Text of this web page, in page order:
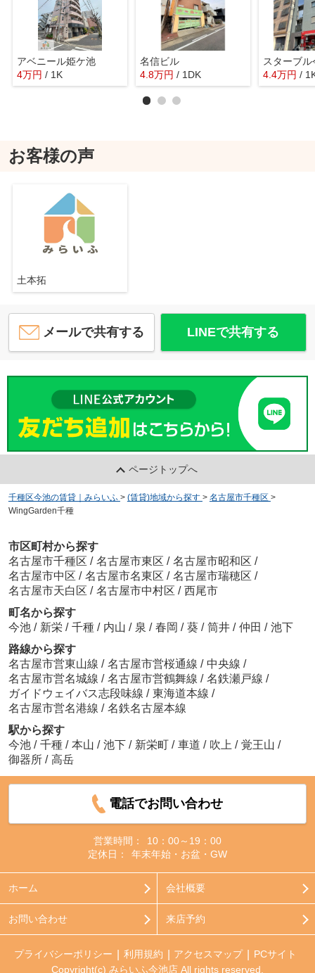
アベニール姫ケ池
4万円 / 1K
名信ビル
4.8万円 / 1DK
スターブル
4.4万円 /
お客様の声
土本拓
メールで共有する LINEで共有する
ページトップへ
千種区今池の賃貸｜みらいふ > (賃貸)地域から探す > 名古屋市千種区 >
WingGarden千種
市区町村から探す
名古屋市千種区 / 名古屋市東区 / 名古屋市昭和区 /
名古屋市中区 / 名古屋市名東区 / 名古屋市瑞穂区 /
名古屋市天白区 / 名古屋市中村区 / 西尾市
町名から探す
今池 / 新栄 / 千種 / 内山 / 泉 / 春岡 / 葵 / 筒井 / 仲田 / 池下
路線から探す
名古屋市営東山線 / 名古屋市営桜通線 / 中央線 /
名古屋市営名城線 / 名古屋市営鶴舞線 / 名鉄瀬戸線 /
ガイドウェイバス志段味線 / 東海道本線 /
名古屋市営名港線 / 名鉄名古屋本線
駅から探す
今池 / 千種 / 本山 / 池下 / 新栄町 / 車道 / 吹上 / 覚王山 /
御器所 / 高岳
電話でお問い合わせ
営業時間：
10：00～19：00
定休日：
年末年始・お盆・GW
ホーム 会社概要
お問い合わせ 来店予約
プライバシーポリシー 利用規約 アクセスマップ
PCサイト
Copyright(c) みらいふ今池店 All rights reserved.